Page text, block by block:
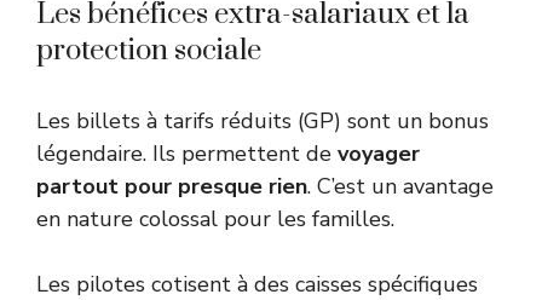
Les bénéfices extra-salariaux et la
protection sociale
Les billets à tarifs réduits (GP) sont un bonus
légendaire. Ils permettent de voyager
partout pour presque rien. C’est un avantage
en nature colossal pour les familles.
Les pilotes cotisent à des caisses spécifiques